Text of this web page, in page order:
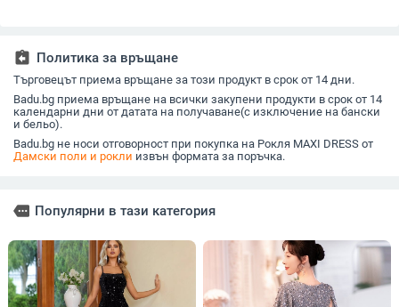
дамско облекло с
дизайн
assignment_return Политика за връщане
Търговецът приема връщане за този продукт в срок от 14 дни.
Badu.bg приема връщане на всички закупени продукти в срок от 14
календарни дни от датата на получаване(с изключение на бански
и бельо).
Badu.bg не носи отговорност при покупка на Рокля MAXI DRESS от
Дамски поли и рокли извън формата за поръчка.
more Популярни в тази категория